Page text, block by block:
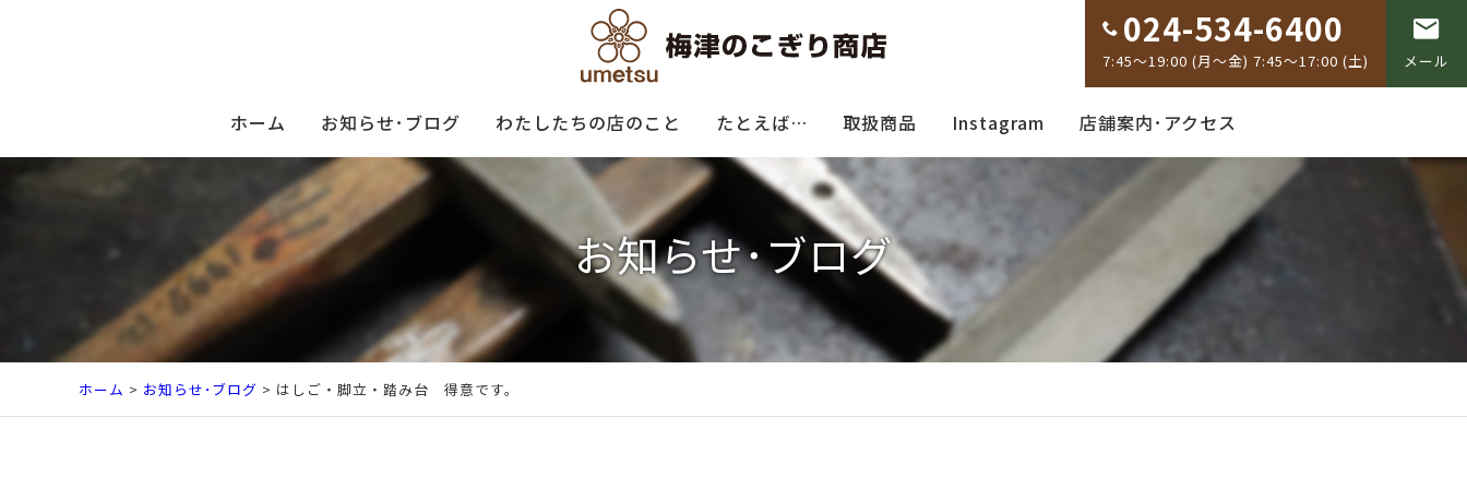
024-534-6400
7:45～19:00 (月～金) 7:45～17:00 (土) メール
ホーム お知らせ･ブログ わたしたちの店のこと たとえば… 取扱商品 Instagram 店舗案内･アクセス
お知らせ･ブログ
ホーム > お知らせ･ブログ > はしご・脚立・踏み台 得意です。